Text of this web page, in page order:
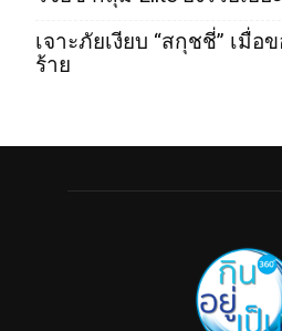
เจาะภัยเงียบ “สกุชชี่” เมื่อ
ร้าย